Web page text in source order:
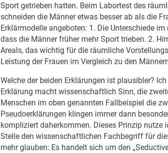
Sport getrieben hatten. Beim Labortest des
schneiden die Männer etwas besser ab als die
Erklärmodelle angeboten: 1. Die Unterschiede
dass die Männer früher mehr Sport trieben. 2.
Areals, das wichtig für die räumliche
Leistung der Frauen im Vergleich zu den
Welche der beiden Erklärungen ist plausibler?
Erklärung macht wissenschaftlich Sinn, die
Menschen im oben genannten Fallbeispiel die
Pseudoerklärungen klingen immer dann
kompliziert daherkommen. Dieses Prinzip nutze
Stelle den wissenschaftlichen Fachbegriff für
mehr glauben: Es handelt sich um den